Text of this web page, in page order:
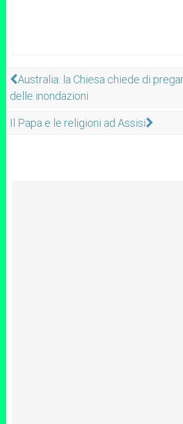
Australia: la Chiesa chiede di
delle inondazioni
Il Papa e le religioni ad Assisi